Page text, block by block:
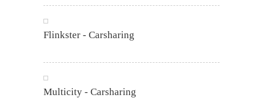
Flinkster - Carsharing
Multicity - Carsharing